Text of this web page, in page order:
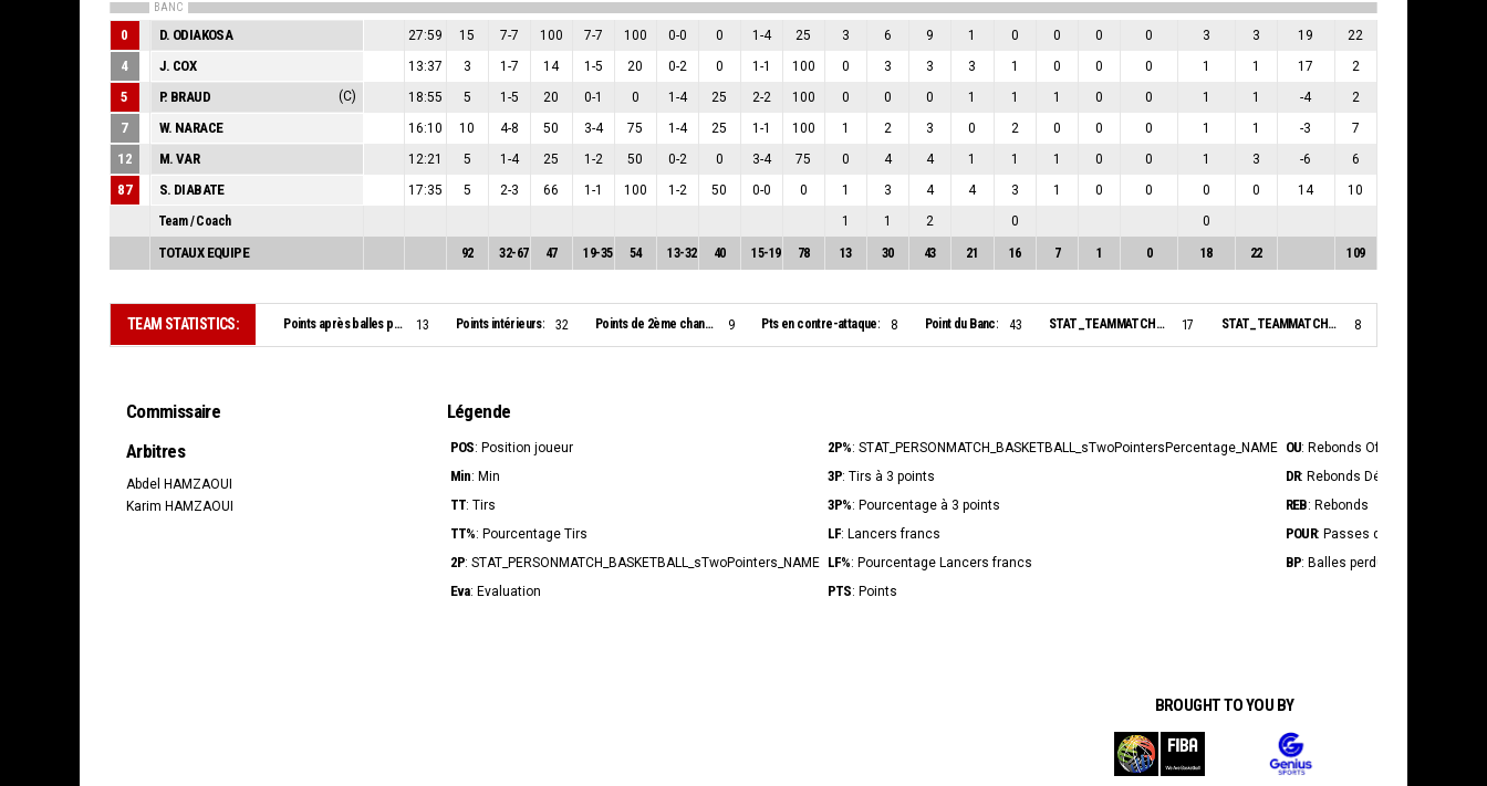
BANC
0 D. ODIAKOSA 27:59 15 7-7 100 7-7 100 0-0 0 1 -4 25 3 6 9 1 0 0 0 0 3 3 19 22
4 J. COX 13:37 3 1 -7 14 1 -5 20 0-2 0 1 -1 100 0 3 3 3 1 0 0 0 1 1 17 2
5 P. BRAUD (C) 18:55 5 1 -5 20 0-1 0 1 -4 25 2-2 100 0 0 0 1 1 1 0 0 1 1 -4 2
7 W. NARACE 16:10 10 4-8 50 3-4 75 1 -4 25 1 -1 100 1 2 3 0 2 0 0 0 1 1 -3 7
12 M. VAR 12:21 5 1 -4 25 1 -2 50 0-2 0 3-4 75 0 4 4 1 1 1 0 0 1 3 -6 6
87 S. DIABATE 17:35 5 2-3 66 1 -1 100 1 -2 50 0-0 0 1 3 4 4 3 1 0 0 0 0 14
10
Team / Coach
1 1 2 0 0
TOTAUX EQUIPE 92 32-67 47 19-35 54 13-32 40 15-19 78 13 30 43 21 16 7 1 0 18 22 109
TEAM STATISTICS: Points après balles perdues: 13 Points intérieurs: 32 Points de 2ème chance: 9 Pts en contre-attaque: 8 Point du Banc: 43 STAT_TEAMMATCH_BASKETBALL_sBiggestLead_NAME: 17 STAT_TEAMMATCH_BASKETBALL_sBiggestScoringRun_NAME: 8
Commissaire
Arbitres
Abdel HAMZAOUI
Karim HAMZAOUI
Légende
POS: Position joueur 2P%: STAT_PERSONMATCH_BASKETBALL_sTwoPointersPercentage_NAME OU: Rebonds Offensif
Min: Min 3P: Tirs à 3 points DR: Rebonds Défensif
TT: Tirs 3P%: Pourcentage à 3 points REB: Rebonds
TT%: Pourcentage Tirs LF: Lancers francs POUR: Passes décisives
2P: STAT_PERSONMATCH_BASKETBALL_sTwoPointers_NAME LF%: Pourcentage Lancers francs BP: Balles perdues
Eva: Evaluation PTS: Points
BROUGHT TO YOU BY